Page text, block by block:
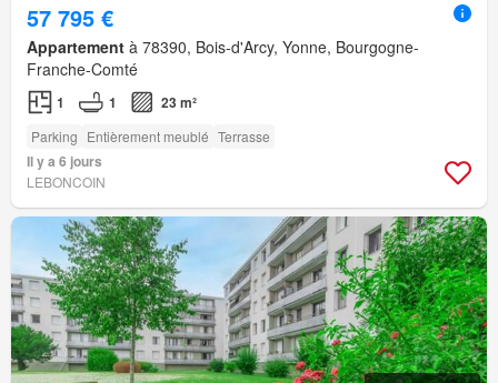
57 795 €
Appartement à 78390, Bois-d'Arcy, Yonne, Bourgogne-
Franche-Comté
1 1 23 m²
Parking Entièrement meublé Terrasse
Il y a 6 jours
LEBONCOIN